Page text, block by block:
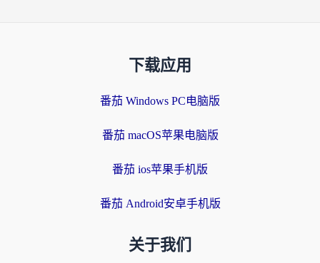
下载应用
番茄 Windows PC电脑版
番茄 macOS苹果电脑版
番茄 ios苹果手机版
番茄 Android安卓手机版
关于我们